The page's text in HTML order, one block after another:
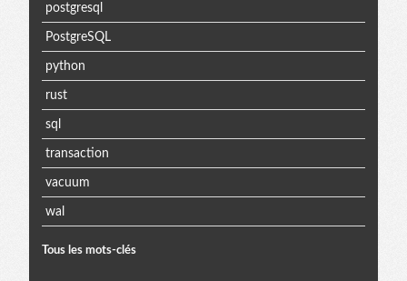
postgresql
PostgreSQL
python
rust
sql
transaction
vacuum
wal
Tous les mots-clés